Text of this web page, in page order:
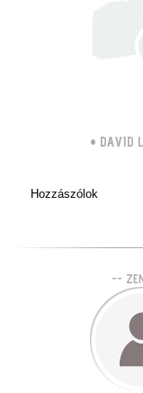
• DAVID
Hozzászólok
--